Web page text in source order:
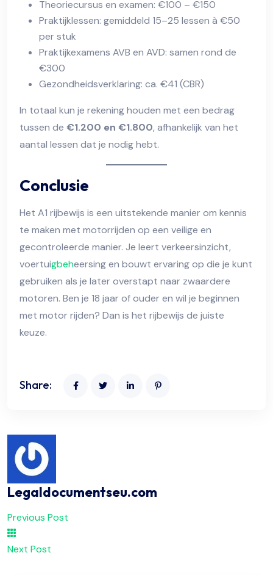
Theoriecursus en examen: €100 – €150
Praktijklessen: gemiddeld 15–25 lessen à €50
per stuk
Praktijkexamens AVB en AVD: samen rond de
€300
Gezondheidsverklaring: ca. €41 (CBR)
In totaal kun je rekening houden met een bedrag
tussen de €1.200 en €1.800, afhankelijk van het
aantal lessen dat je nodig hebt.
Conclusie
Het A1 rijbewijs is een uitstekende manier om kennis
te maken met motorrijden op een veilige en
gecontroleerde manier. Je leert verkeersinzicht,
voertuigbeheersing en bouwt ervaring op die je kunt
gebruiken als je later overstapt naar zwaardere
motoren. Ben je 18 jaar of ouder en wil je beginnen
met motor rijden? Dan is het rijbewijs de juiste
keuze.
Share:
Legaldocumentseu.com
Previous Post
Next Post